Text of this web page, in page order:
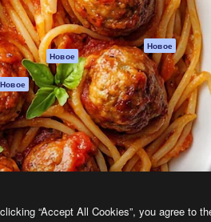
ИИ
контент
Новое
Новое
Политика
конфиденциальности
Оригиналы Новое
Политика файлов
cookie
Центр доверия
Партнеры
Предприятие
“Accept All Cookies”, you agree to